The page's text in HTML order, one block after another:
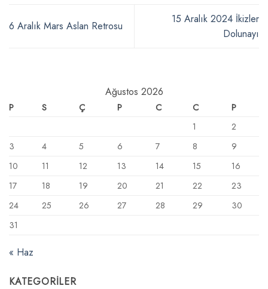
6 Aralık Mars Aslan Retrosu
15 Aralık 2024 İkizler
Dolunayı
Ağustos 2026
P S Ç P C C
P
1
2
3
4 5 6 7 8
9
10
11 12 13 14 15
16
17
18 19 20 21 22
23
24
25 26 27 28 29
30
31
« Haz
KATEGORILER